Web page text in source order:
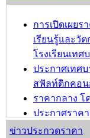
การเปิดเผย
เรียนรู้และวั
โรงเรียนเท
ประกาศเทศ
สฟัลท์ติกคอน
ราคากลาง โ
ประกาศราค
ประกาศราค
ข่าวประกวดราคา